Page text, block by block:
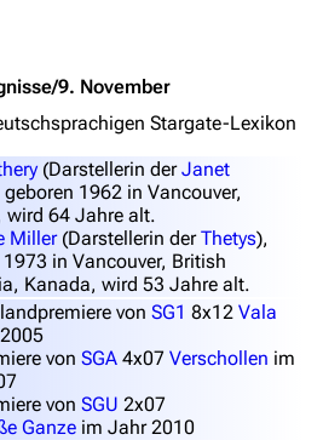
Universum
9. November
Stargate-Lexikon
(Darstellerin derJanet
geboren 1962 in Vancouver,
wird 64 Jahre alt.
Miller(Darstellerin derThetys),
in Vancouver, British
Kanada, wird 53 Jahre alt.
von SG1 8x12 Vala
von SGA 4x07 Verschollen im
von SGU 2x07
Ganze im Jahr 2010